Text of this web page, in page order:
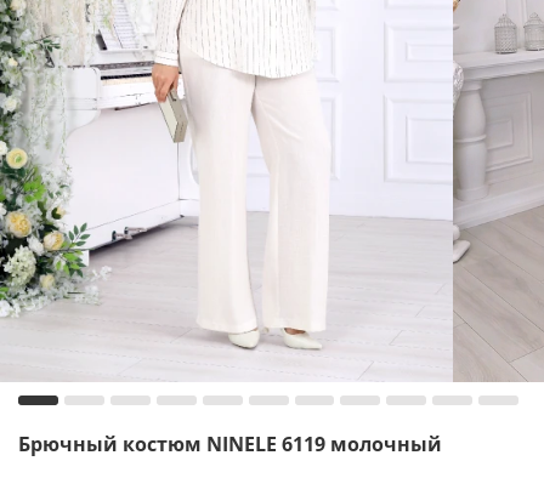
Брючный костюм NINELE 6119 молочный